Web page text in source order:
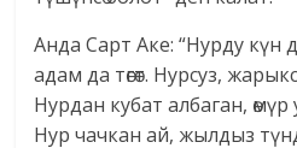
Анда Сарт Аке: “Нурду күн
адам да төгөт. Нурсуз,
Нурдан кубат албаган,
Нур чачкан ай, жылдыз